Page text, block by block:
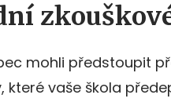
mohli předstoupit
které vaše škola